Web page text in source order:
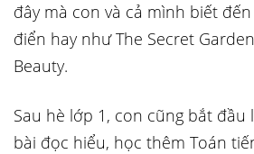
đây mà con và cả mình biết
điển hay như The Secret
Beauty.
Sau hè lớp 1, con cũng bắt đầu
bài đọc hiểu, học thêm Toán